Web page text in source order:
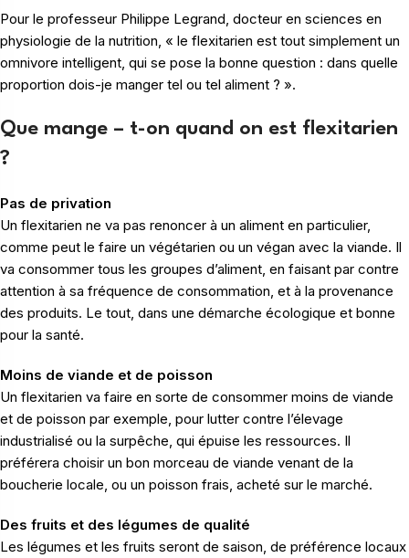
Pour le professeur Philippe Legrand, docteur en sciences en
physiologie de la nutrition, « le flexitarien est tout simplement un
omnivore intelligent, qui se pose la bonne question : dans quelle
proportion dois-je manger tel ou tel aliment ? ».
Que mange – t-on quand on est flexitarien
?
Pas de privation
Un flexitarien ne va pas renoncer à un aliment en particulier,
comme peut le faire un végétarien ou un végan avec la viande. Il
va consommer tous les groupes d’aliment, en faisant par contre
attention à sa fréquence de consommation, et à la provenance
des produits. Le tout, dans une démarche écologique et bonne
pour la santé.
Moins de viande et de poisson
Un flexitarien va faire en sorte de consommer moins de viande
et de poisson par exemple, pour lutter contre l’élevage
industrialisé ou la surpêche, qui épuise les ressources. Il
préférera choisir un bon morceau de viande venant de la
boucherie locale, ou un poisson frais, acheté sur le marché.
Des fruits et des légumes de qualité
Les légumes et les fruits seront de saison, de préférence locaux